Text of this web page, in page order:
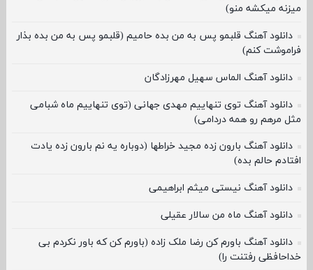
میزنه میکشه منو)
دانلود آهنگ قلبمو پس به من بده حامیم (قلبمو پس به من بده بذار
فراموشت کنم)
دانلود آهنگ الماس سهیل مهرزادگان
دانلود آهنگ توی تنهاییم مهدی جهانی (توی تنهاییم ماه شبامی
مثل مرهم رو همه دردامی)
دانلود آهنگ بارون زده مجید خراطها (دوباره یه نم بارون زده یادت
افتادم حالم بده)
دانلود آهنگ نیستی میثم ابراهیمی
دانلود آهنگ ماه من سالار عقیلی
دانلود آهنگ باورم کن رضا ملک زاده (باورم کن که باور نکردم بی
خداحافظی رفتنت را)